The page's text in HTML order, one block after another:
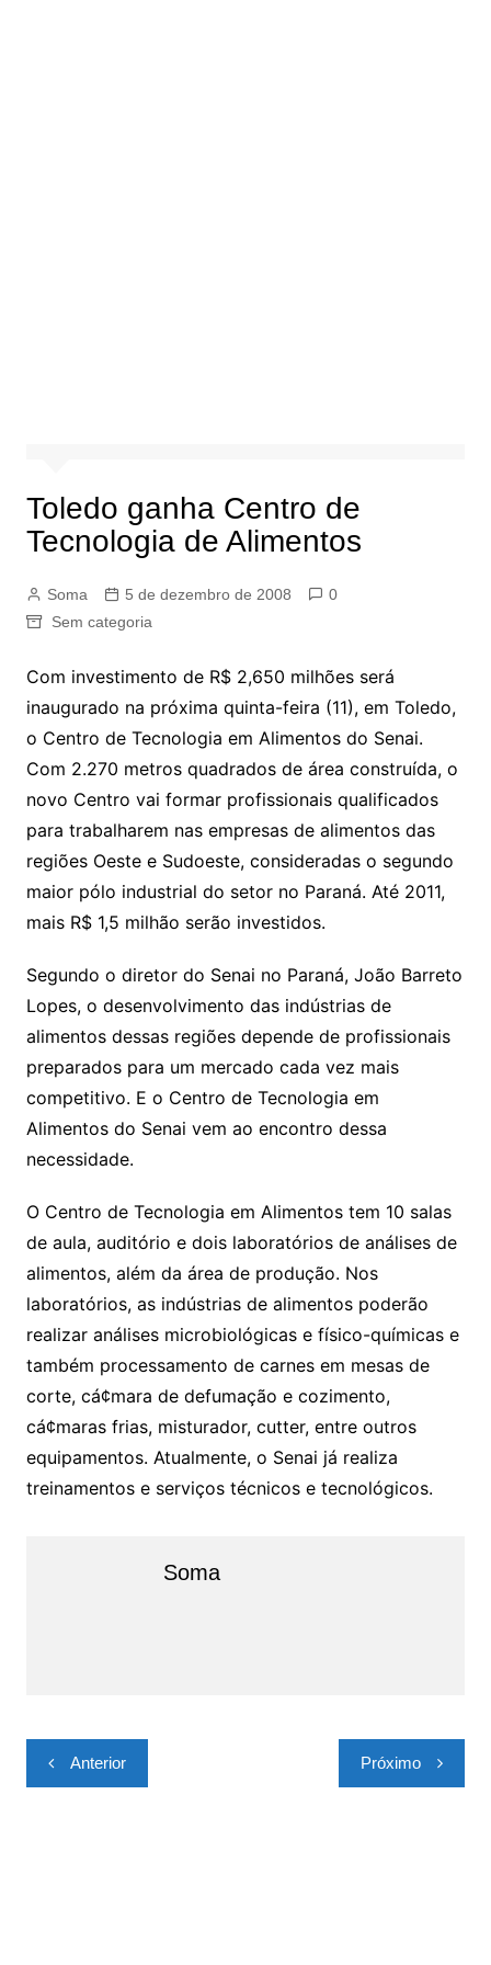
Toledo ganha Centro de
Tecnologia de Alimentos
Soma 5 de dezembro de 2008
0
Sem categoria
Com investimento de R$ 2,650 milhões será
inaugurado na próxima quinta-feira (11), em Toledo,
o Centro de Tecnologia em Alimentos do Senai.
Com 2.270 metros quadrados de área construída, o
novo Centro vai formar profissionais qualificados
para trabalharem nas empresas de alimentos das
regiões Oeste e Sudoeste, consideradas o segundo
maior pólo industrial do setor no Paraná. Até 2011,
mais R$ 1,5 milhão serão investidos.
Segundo o diretor do Senai no Paraná, João Barreto
Lopes, o desenvolvimento das indústrias de
alimentos dessas regiões depende de profissionais
preparados para um mercado cada vez mais
competitivo. E o Centro de Tecnologia em
Alimentos do Senai vem ao encontro dessa
necessidade.
O Centro de Tecnologia em Alimentos tem 10 salas
de aula, auditório e dois laboratórios de análises de
alimentos, além da área de produção. Nos
laboratórios, as indústrias de alimentos poderão
realizar análises microbiológicas e físico-químicas e
também processamento de carnes em mesas de
corte, cá¢mara de defumação e cozimento,
cá¢maras frias, misturador, cutter, entre outros
equipamentos. Atualmente, o Senai já realiza
treinamentos e serviços técnicos e tecnológicos.
Soma
Navegação
de
Anterior Próximo